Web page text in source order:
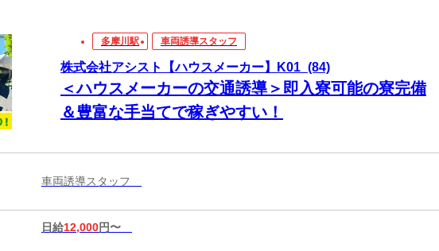
多摩川駅 車両誘導スタッフ
株式会社アシスト【ハウスメーカー】K01_(84)
＜ハウスメーカーの交通誘導＞即入寮可能の寮完備
＆豊富な手当てで稼ぎやすい！
車両誘導スタッフ
日給12,000円〜